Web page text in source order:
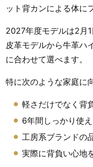
ット背カンによる体に
2027年度モデルは2月
皮革モデルから牛革ハ
に合わせて選べます。
特に次のような家庭に
軽さだけでなく背
6年間しっかり使
工房系ブランドの
実際に背負い心地